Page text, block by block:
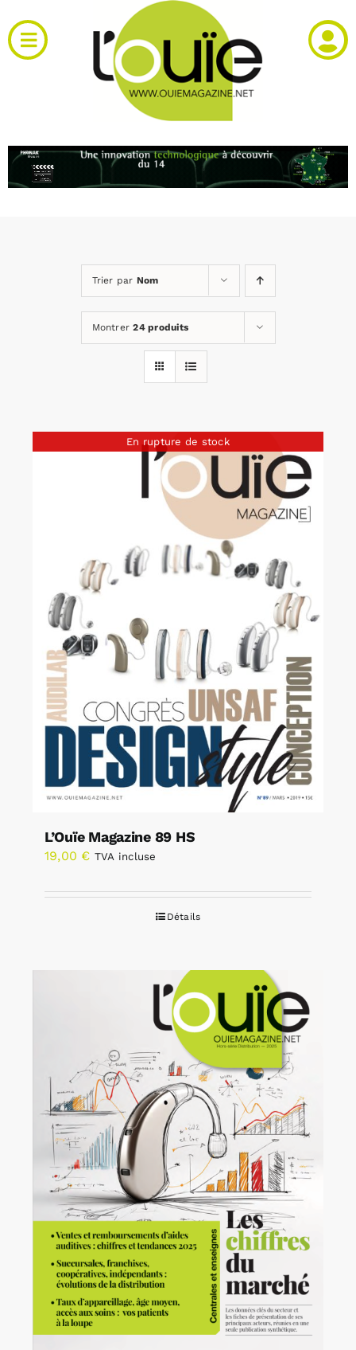
au
contenu
Toggle
Navigation
RH et emploi
Trier par Nom
Montrer24 produits
En rupture de stock
L’Ouïe Magazine 89 HS
19,00 € TVA incluse
Détails